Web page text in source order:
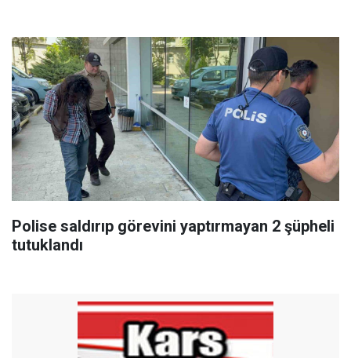
Polise saldırıp görevini yaptırmayan 2 şüpheli
tutuklandı